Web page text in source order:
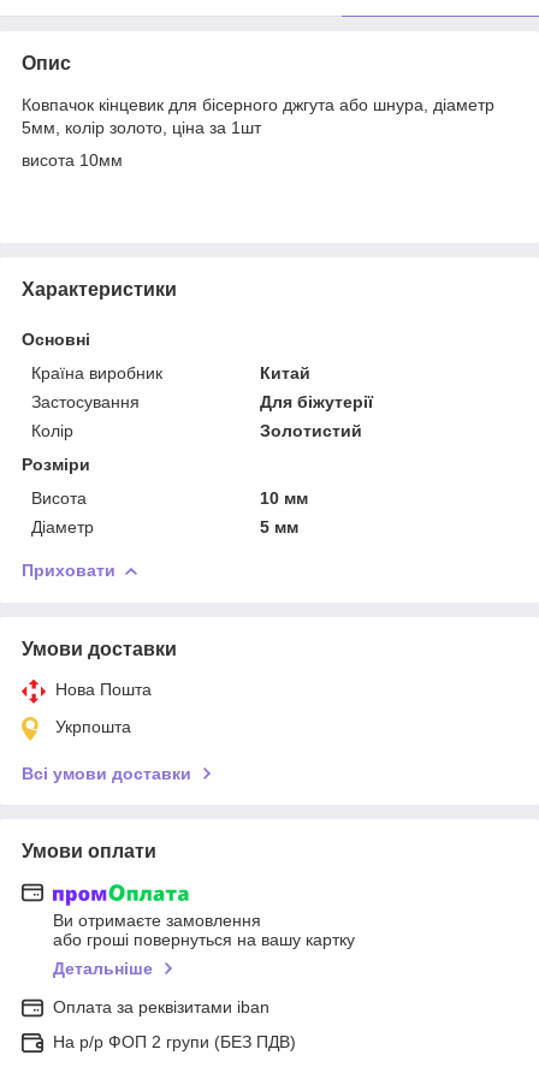
Опис
Ковпачок кінцевик для бісерного джгута або шнура, діаметр
5мм, колір золото, ціна за 1шт
висота 10мм
Характеристики
Основні
Країна виробник
Китай
Застосування
Для біжутерії
Колір
Золотистий
Розміри
Висота
10 мм
Діаметр
5 мм
Приховати
Умови доставки
Нова Пошта
Укрпошта
Всі умови доставки
Умови оплати
Ви отримаєте замовлення
або гроші повернуться на вашу картку
Детальніше
Оплата за реквізитами iban
На р/р ФОП 2 групи (БЕЗ ПДВ)